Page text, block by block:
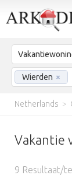
Wierden ×
Netherlands >
Vakantie
9 Resultaat/